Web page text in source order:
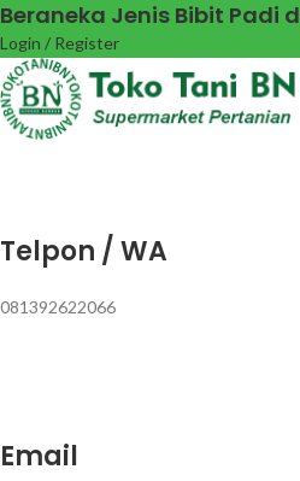
Beraneka Jenis Bibit Padi
Login / Register
Telpon / WA
081392622066
Email